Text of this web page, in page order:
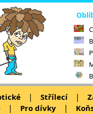
| Střílecí |
| Pro dívky |